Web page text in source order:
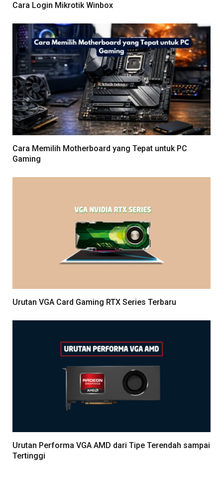
Cara Login Mikrotik Winbox
Cara Memilih Motherboard yang Tepat untuk PC
Gaming
Urutan VGA Card Gaming RTX Series Terbaru
Urutan Performa VGA AMD dari Tipe Terendah sampai
Tertinggi